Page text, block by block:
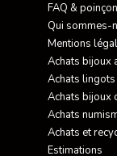
FAQ &
Qui sommes-
Mentions
Achats bijoux
Achats lingots
Achats bijoux
Achats
Achats et
Estimations